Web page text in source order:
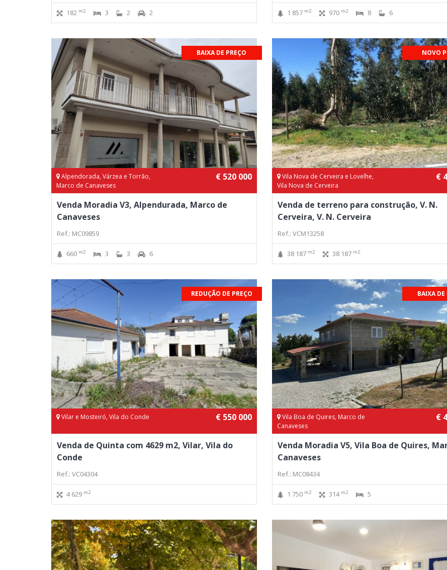
182 m2 3 2 2 1 857 m2 970 m2 8 6
BAIXA DE PREÇO
Alpendorada, Várzea e Torrão,
Marco de Canaveses
€ 520 000
Venda Moradia V3, Alpendurada, Marco de
Canaveses
Ref.: MC09859
660 m2 3 3 6
NOVO
Vila Nova de Cerveira e Lovelhe,
Vila Nova de Cerveira
€
Venda de terreno para construção, V. N.
Cerveira, V. N. Cerveira
Ref.: VCM13258
38 187 m2 38 187 m2
REDUÇÃO DE PREÇO
Vilar e Mosteiró, Vila do Conde € 550 000
Venda de Quinta com 4629 m2, Vilar, Vila do
Conde
Ref.: VC04304
4 629 m2
BAIXA DE
Vila Boa de Quires, Marco de
Canaveses
€
Venda Moradia V5, Vila Boa de Quires,
Canaveses
Ref.: MC08434
1 750 m2 314 m2 5